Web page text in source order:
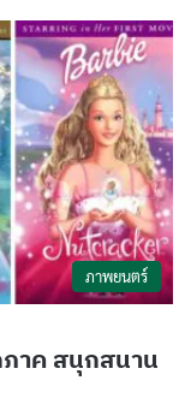
ภาพยนตร์
าค สนุกสนาน